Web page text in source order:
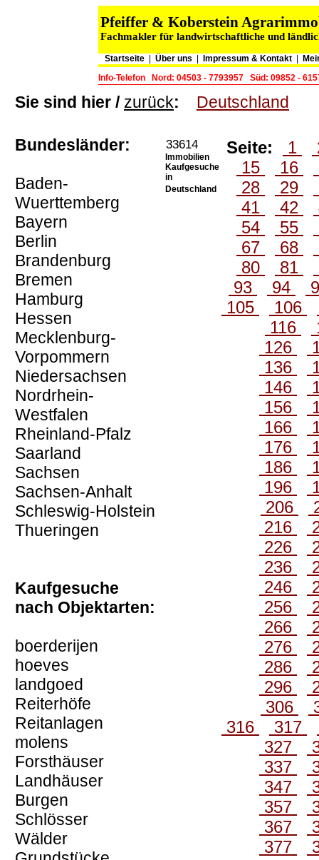
Pfeiffer & Koberstein
Fachmakler für landwirtschaftliche und
Startseite Über uns Impressum & Kontakt
Info-Telefon
Nord: 04503 - 7793957 Süd: 09852 -
Sie sind hier / zurück: Deutschland
Bundesländer:
Baden-
Wuerttemberg
Bayern
Berlin
Brandenburg
Bremen
Hamburg
Hessen
Mecklenburg-
Vorpommern
Niedersachsen
Nordrhein-
Westfalen
Rheinland-Pfalz
Saarland
Sachsen
Sachsen-Anhalt
Schleswig-Holstein
Thueringen
Kaufgesuche
nach Objektarten:
boerderijen
hoeves
landgoed
Reiterhöfe
Reitanlagen
molens
Forsthäuser
Landhäuser
Burgen
Schlösser
Wälder
33614
Immobilien
Kaufgesuche
in
Deutschland
Seite: 1
15
16
28
29
41
42
54
55
67
68
80
81
93
94
105
106
116
126
136
146
156
166
176
186
196
206
216
226
236
246
256
266
276
286
296
306
316
317
327
337
347
357
367
377